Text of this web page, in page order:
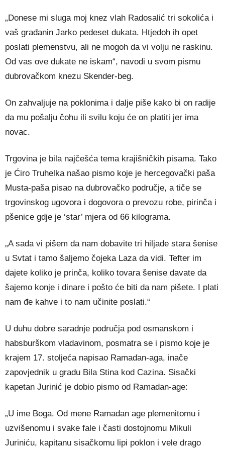
„Donese mi sluga moj knez vlah Radosalić tri sokolića i
vaš građanin Jarko pedeset dukata. Htjedoh ih opet
poslati plemenstvu, ali ne mogoh da vi volju ne raskinu.
Od vas ove dukate ne iskam“, navodi u svom pismu
dubrovačkom knezu Skender-beg.
On zahvaljuje na poklonima i dalje piše kako bi on radije
da mu pošalju čohu ili svilu koju će on platiti jer ima
novac.
Trgovina je bila najčešća tema krajišničkih pisama. Tako
je Ćiro Truhelka našao pismo koje je hercegovački paša
Musta-paša pisao na dubrovačko područje, a tiče se
trgovinskog ugovora i dogovora o prevozu robe, pirinča i
pšenice gdje je ‘star’ mjera od 66 kilograma.
„A sada vi pišem da nam dobavite tri hiljade stara šenise
u Svtat i tamo šaljemo čojeka Laza da vidi. Tefter im
dajete koliko je prinča, koliko tovara šenise davate da
šajemo konje i dinare i pošto će biti da nam pišete. I plati
nam đe kahve i to nam učinite poslati.“
U duhu dobre saradnje područja pod osmanskom i
habsburškom vladavinom, posmatra se i pismo koje je
krajem 17. stoljeća napisao Ramadan-aga, inače
zapovjednik u gradu Bila Stina kod Cazina. Sisački
kapetan Jurinić je dobio pismo od Ramadan-age:
„U ime Boga. Od mene Ramadan age plemenitomu i
uzvišenomu i svake fale i časti dostojnomu Mikuli
Juriniću, kapitanu sisačkomu lipi poklon i vele drago